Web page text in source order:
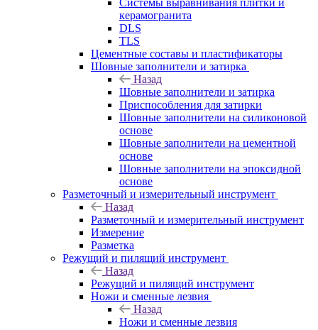
Системы выравнивания плитки и
керамогранита
DLS
TLS
Цементные составы и пластификаторы
Шовные заполнители и затирка
Назад
Шовные заполнители и затирка
Приспособления для затирки
Шовные заполнители на силиконовой
основе
Шовные заполнители на цементной
основе
Шовные заполнители на эпоксидной
основе
Разметочный и измерительный инструмент
Назад
Разметочный и измерительный инструмент
Измерение
Разметка
Режущий и пилящий инструмент
Назад
Режущий и пилящий инструмент
Ножи и сменные лезвия
Назад
Ножи и сменные лезвия